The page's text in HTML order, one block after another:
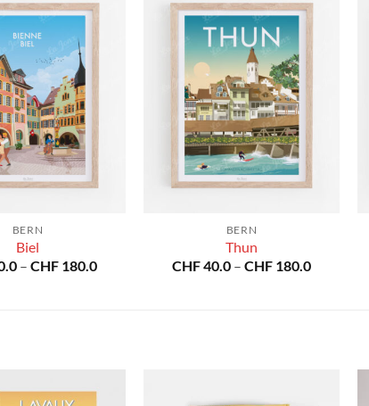
BERN
Biel
– CHF 180.0Preisspanne:
BERN
Thun
CHF40.0 – CHF 180.0